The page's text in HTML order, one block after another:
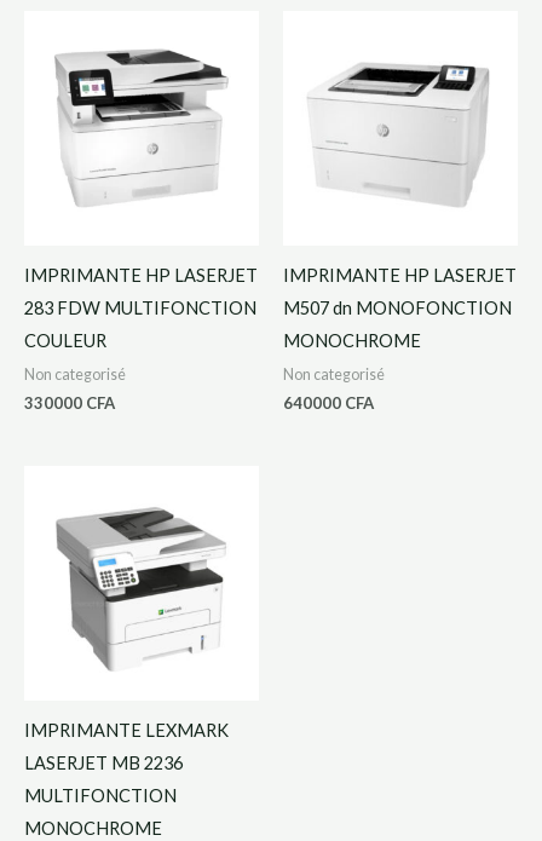
IMPRIMANTE HP LASERJET
283 FDW MULTIFONCTION
COULEUR
Non categorisé
330000 CFA
IMPRIMANTE HP LASERJET
M507 dn MONOFONCTION
MONOCHROME
Non categorisé
640000 CFA
IMPRIMANTE LEXMARK
LASERJET MB 2236
MULTIFONCTION
MONOCHROME